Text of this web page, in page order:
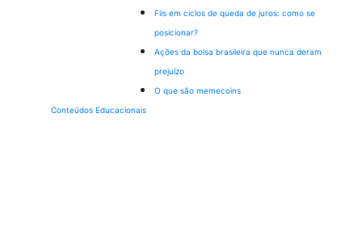
Fiis em ciclos de queda de juros: como se
posicionar?
Ações da bolsa brasileira que nunca deram
prejuízo
O que são memecoins
Conteúdos Educacionais